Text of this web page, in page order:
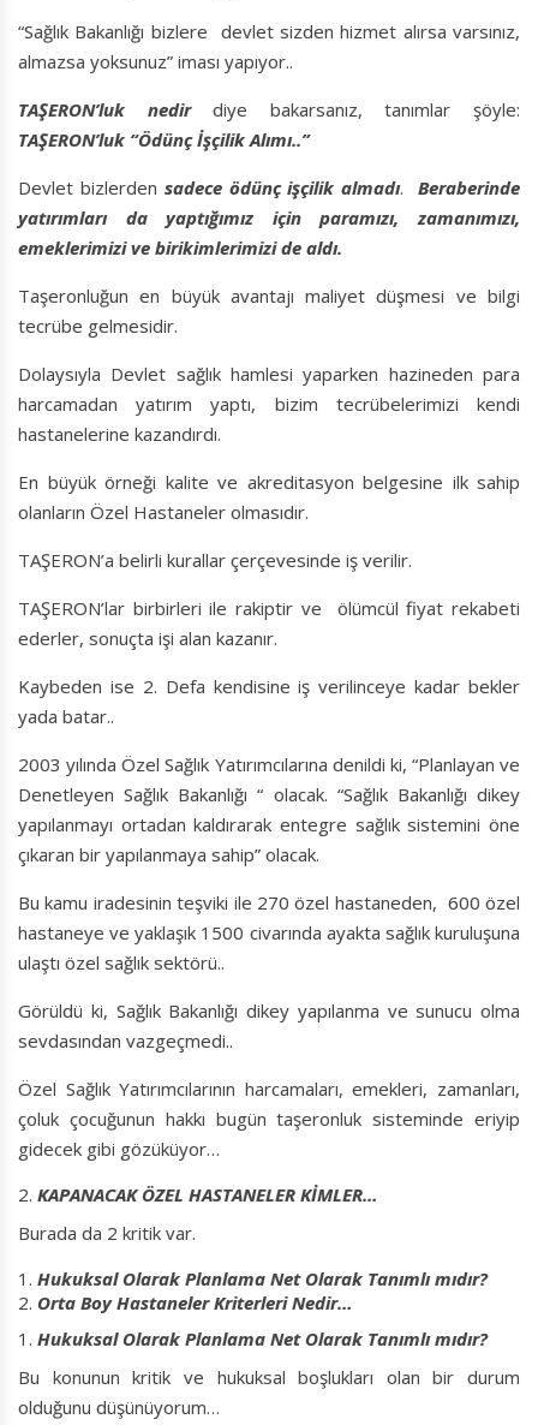
“Sağlık Bakanlığı bizlere devlet sizden hizmet alırsa varsınız,
almazsa yoksunuz” iması yapıyor..
TAŞERON’luk nedirdiye bakarsanız, tanımlar şöyle:
TAŞERON’luk “Ödünç İşçilik Alımı..”
Devlet bizlerden sadece ödünç işçilik almadı.Beraberinde
yatırımları da yaptığımız için paramızı, zamanımızı,
emeklerimizi ve birikimlerimizi de aldı.
Taşeronluğun en büyük avantajı maliyet düşmesi ve bilgi
tecrübe gelmesidir.
Dolaysıyla Devlet sağlık hamlesi yaparken hazineden para
harcamadan yatırım yaptı, bizim tecrübelerimizi kendi
hastanelerine kazandırdı.
En büyük örneği kalite ve akreditasyon belgesine ilk sahip
olanların Özel Hastaneler olmasıdır.
TAŞERON’a belirli kurallar çerçevesinde iş verilir.
TAŞERON’lar birbirleri ile rakiptir ve ölümcül fiyat rekabeti
ederler, sonuçta işi alan kazanır.
Kaybeden ise 2. Defa kendisine iş verilinceye kadar bekler
yada batar..
2003 yılında Özel Sağlık Yatırımcılarına denildi ki, “Planlayan ve
Denetleyen Sağlık Bakanlığı “ olacak. “Sağlık Bakanlığı dikey
yapılanmayı ortadan kaldırarak entegre sağlık sistemini öne
çıkaran bir yapılanmaya sahip” olacak.
Bu kamu iradesinin teşviki ile 270 özel hastaneden, 600 özel
hastaneye ve yaklaşık 1500 civarında ayakta sağlık kuruluşuna
ulaştı özel sağlık sektörü..
Görüldü ki, Sağlık Bakanlığı dikey yapılanma ve sunucu olma
sevdasından vazgeçmedi..
Özel Sağlık Yatırımcılarının harcamaları, emekleri, zamanları,
çoluk çocuğunun hakkı bugün taşeronluk sisteminde eriyip
gidecek gibi gözüküyor…
KAPANACAK ÖZEL HASTANELER KİMLER…
Burada da 2 kritik var.
Hukuksal Olarak Planlama Net Olarak Tanımlı mıdır?
Orta Boy Hastaneler Kriterleri Nedir…
Hukuksal Olarak Planlama Net Olarak Tanımlı mıdır?
Bu konunun kritik ve hukuksal boşlukları olan bir durum
olduğunu düşünüyorum…